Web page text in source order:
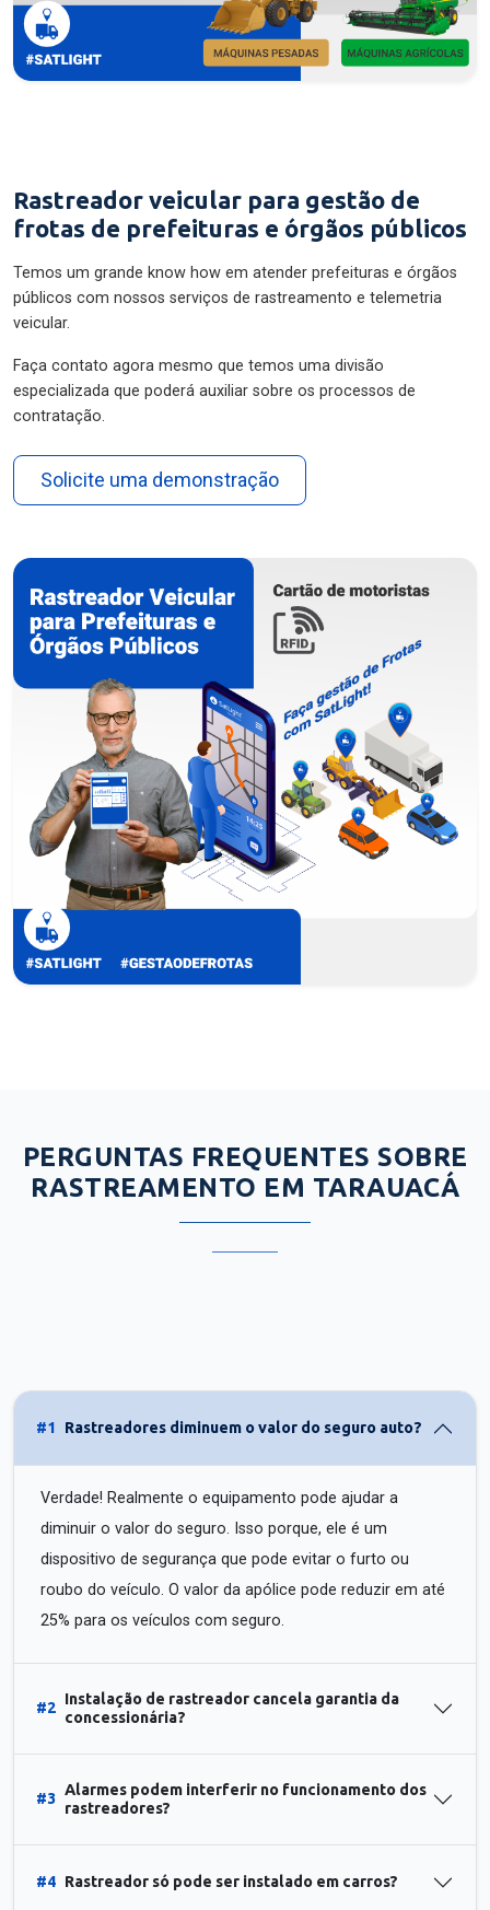
Rastreador veicular para gestão de
frotas de prefeituras e órgãos públicos
Temos um grande know how em atender prefeituras e órgãos
públicos com nossos serviços de rastreamento e telemetria
veicular.
Faça contato agora mesmo que temos uma divisão
especializada que poderá auxiliar sobre os processos de
contratação.
Solicite uma demonstração
PERGUNTAS FREQUENTES SOBRE
RASTREAMENTO EM TARAUACÁ
#1 Rastreadores diminuem o valor do seguro auto?
Verdade! Realmente o equipamento pode ajudar a
diminuir o valor do seguro. Isso porque, ele é um
dispositivo de segurança que pode evitar o furto ou
roubo do veículo. O valor da apólice pode reduzir em até
25% para os veículos com seguro.
#2
Instalação de rastreador cancela garantia da
concessionária?
#3
Alarmes podem interferir no funcionamento dos
rastreadores?
#4 Rastreador só pode ser instalado em carros?